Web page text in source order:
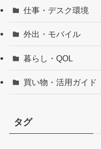
仕事・デスク環境
外出・モバイル
暮らし・QOL
買い物・活用ガイド
タグ